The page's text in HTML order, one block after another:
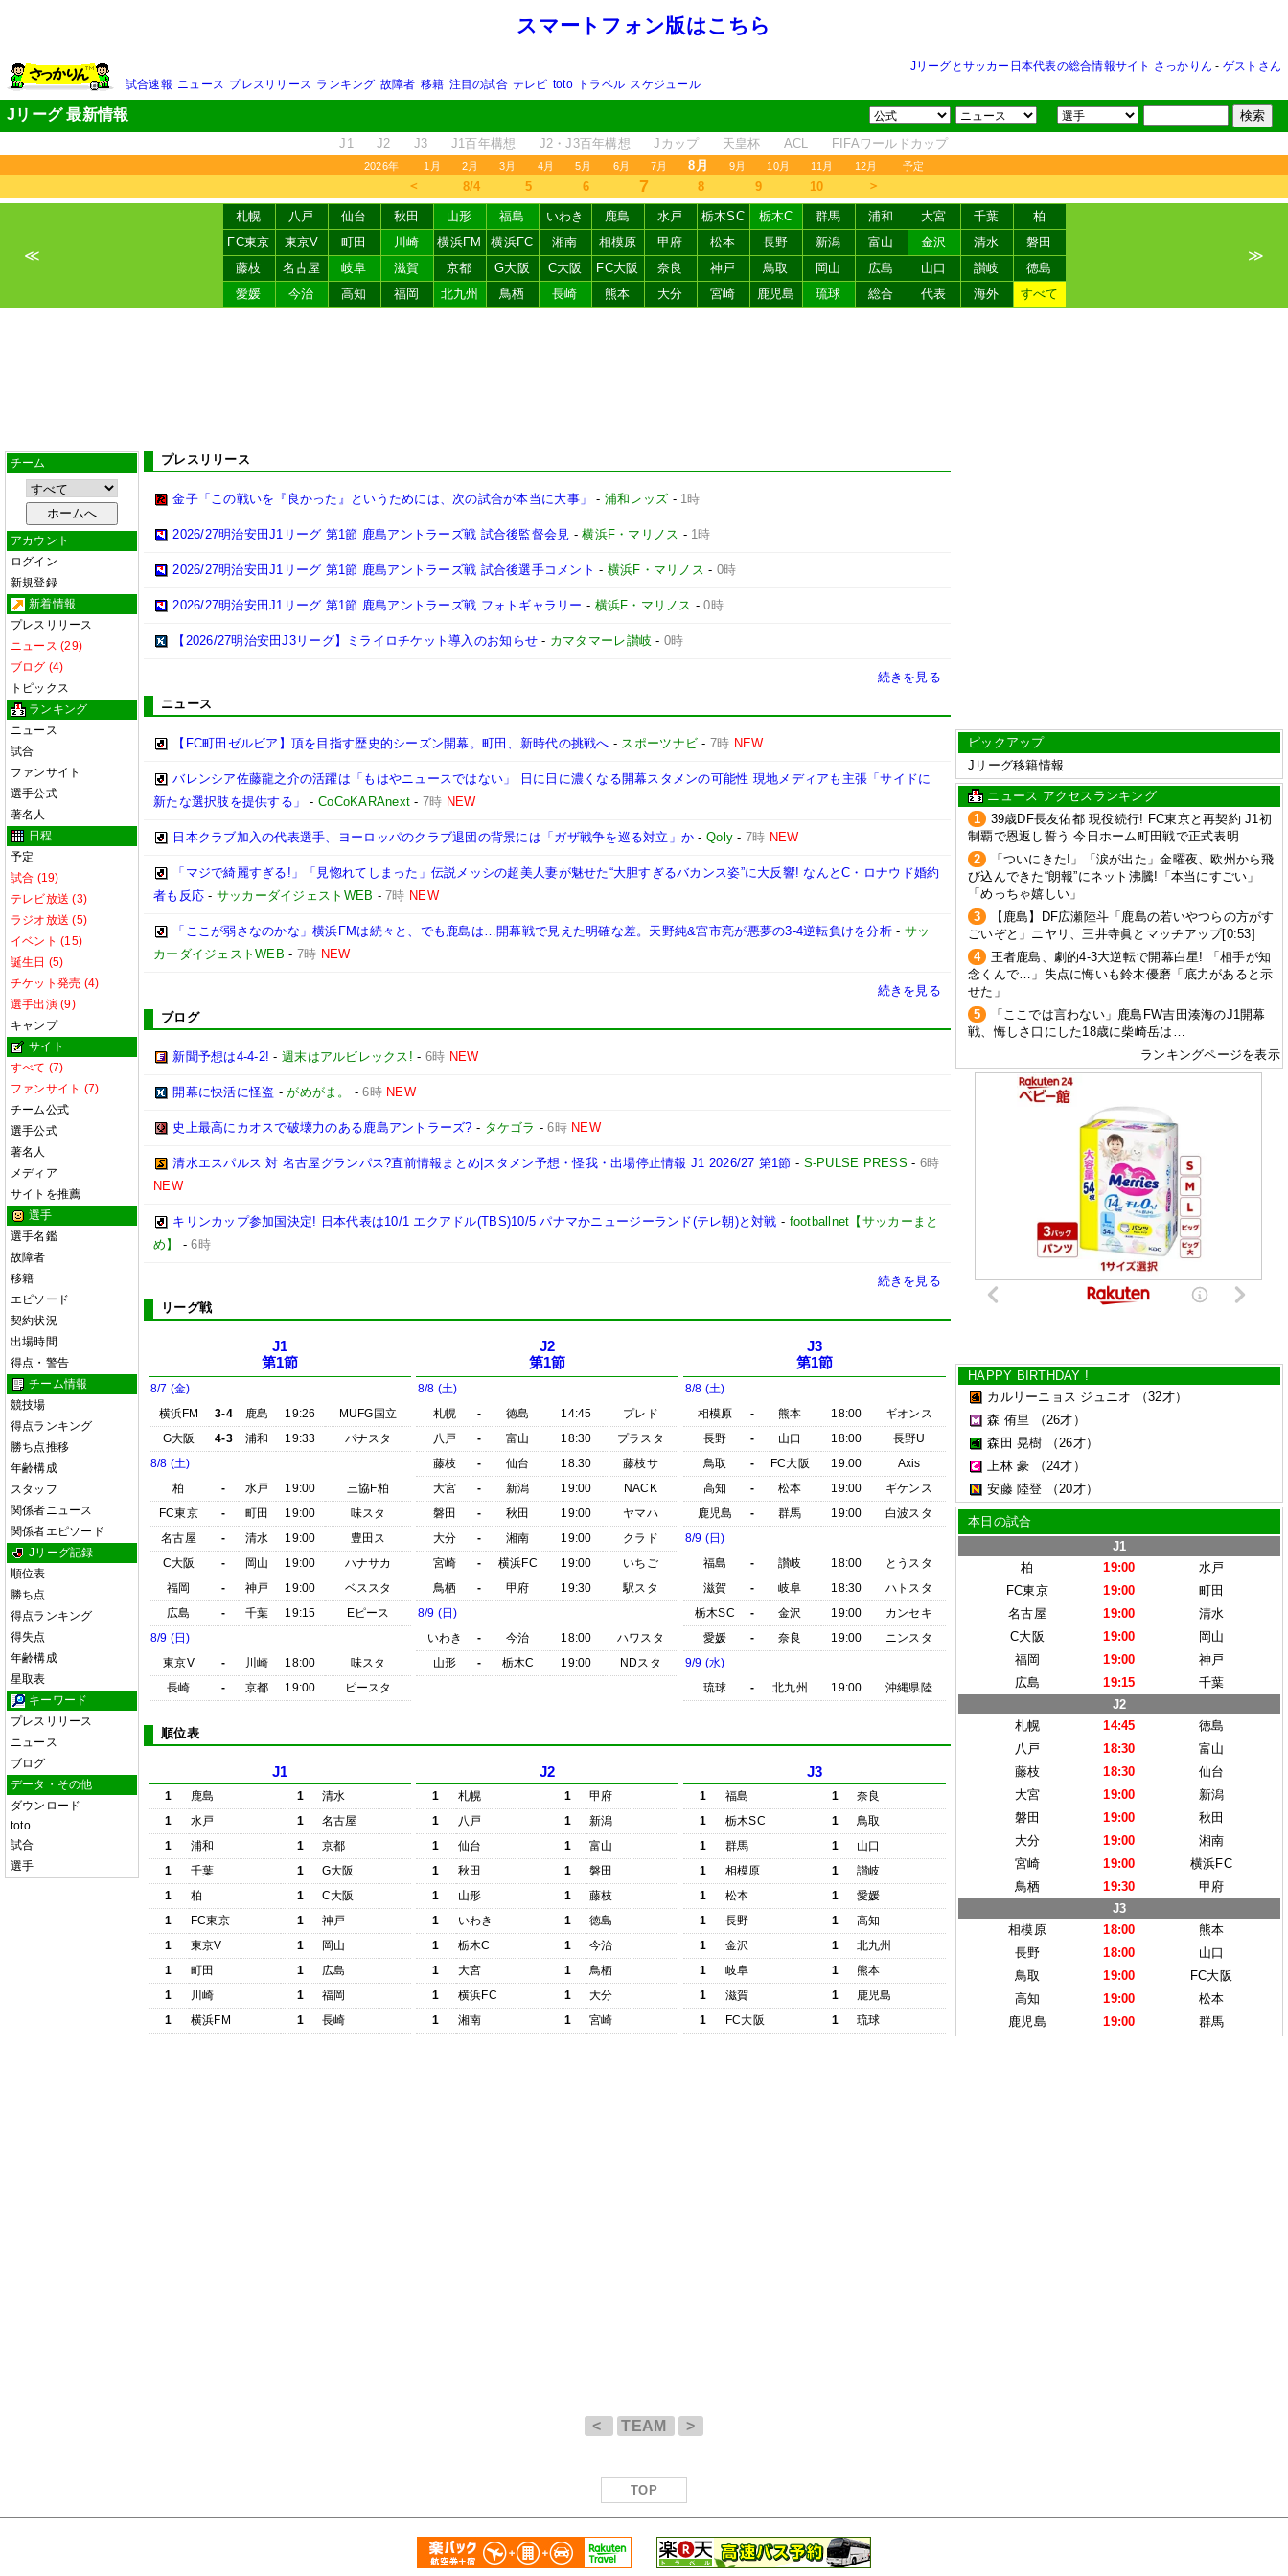
スマートフォン版はこちら
Jリーグとサッカー日本代表の総合情報サイト さっかりん - ゲストさん
試合速報 ニュース プレスリリース ランキング 故障者 移籍 注目の試合 テレビ toto トラベル スケジュール
Jリーグ 最新情報
J1 J2 J3 J1百年構想 J2・J3百年構想 Jカップ 天皇杯 ACL FIFAワールドカップ
2026年 1月 2月 3月 4月 5月 6月 7月 8月 9月 10月 11月 12月 予定
＜ 8/4 5 6 7 8 9 10 ＞
≪
札幌 八戸 仙台 秋田 山形 福島 いわき 鹿島 水戸 栃木SC 栃木C 群馬 浦和 大宮 千葉
柏
FC東京
東京V 町田 川崎 横浜FM 横浜FC 湘南 相模原 甲府 松本 長野 新潟 富山 金沢 清水
磐田
藤枝
名古屋 岐阜 滋賀 京都 G大阪 C大阪 FC大阪 奈良 神戸 鳥取 岡山 広島 山口 讃岐
徳島
愛媛
今治 高知 福岡 北九州 鳥栖 長崎 熊本 大分 宮崎 鹿児島 琉球 総合 代表 海外 すべて
≫
チーム
アカウント
ログイン
新規登録
新着情報
プレスリリース
ニュース (29)
ブログ (4)
トピックス
ランキング
ニュース
試合
ファンサイト
選手公式
著名人
日程
予定
試合 (19)
テレビ放送 (3)
ラジオ放送 (5)
イベント (15)
誕生日 (5)
チケット発売 (4)
選手出演 (9)
キャンプ
サイト
すべて (7)
ファンサイト (7)
チーム公式
選手公式
著名人
メディア
サイトを推薦
選手
選手名鑑
故障者
移籍
エピソード
契約状況
出場時間
得点・警告
チーム情報
競技場
得点ランキング
勝ち点推移
年齢構成
スタッフ
関係者ニュース
関係者エピソード
Jリーグ記録
順位表
勝ち点
得点ランキング
得失点
年齢構成
星取表
キーワード
プレスリリース
ニュース
ブログ
データ・その他
ダウンロード
toto
試合
選手
プレスリリース
金子「この戦いを『良かった』というためには、次の試合が本当に大事」 - 浦和レッズ - 1時
2026/27明治安田J1リーグ 第1節 鹿島アントラーズ戦 試合後監督会見 -横浜F・マリノス - 1時
2026/27明治安田J1リーグ 第1節 鹿島アントラーズ戦 試合後選手コメント - 横浜F・マリノス - 0時
2026/27明治安田J1リーグ 第1節 鹿島アントラーズ戦 フォトギャラリー - 横浜F・マリノス -0時
【2026/27明治安田J3リーグ】ミライロチケット導入のお知らせ - カマタマーレ讃岐 - 0時
続きを見る
ニュース
【FC町田ゼルビア】頂を目指す歴史的シーズン開幕。町田、新時代の挑戦へ - スポーツナビ - 7時 NEW
バレンシア佐藤龍之介の活躍は「もはやニュースではない」 日に日に濃くなる開幕スタメンの可能性 現地メディアも主張「サイドに
新たな選択肢を提供する」
-CoCoKARAnext -7時 NEW
日本クラブ加入の代表選手、ヨーロッパのクラブ退団の背景には「ガザ戦争を巡る対立」か -Qoly - 7時 NEW
「マジで綺麗すぎる!」「見惚れてしまった」伝説メッシの超美人妻が魅せた“大胆すぎるバカンス姿”に大反響! なんとC・ロナウド婚約
者も反応 - サッカーダイジェストWEB -7時 NEW
「ここが弱さなのかな」横浜FMは続々と、でも鹿島は…開幕戦で見えた明確な差。天野純&宮市亮が悪夢の3-4逆転負けを分析 - サッ
カーダイジェストWEB - 7時 NEW
続きを見る
ブログ
新聞予想は4-4-2! -週末はアルビレックス! - 6時 NEW
開幕に快活に怪盗 -がめがま。 -6時 NEW
史上最高にカオスで破壊力のある鹿島アントラーズ? - タケゴラ -6時 NEW
清水エスパルス 対 名古屋グランパス?直前情報まとめ|スタメン予想・怪我・出場停止情報 J1 2026/27 第1節 - S-PULSE PRESS - 6時
NEW
キリンカップ参加国決定! 日本代表は10/1 エクアドル(TBS)10/5 パナマかニュージーランド(テレ朝)と対戦 - footballnet【サッカーまと
め】
-6時
続きを見る
リーグ戦
J1
第1節
8/7 (金)
横浜FM
3-4 鹿島 19:26
MUFG国立
G大阪
4-3 浦和 19:33
パナスタ
8/8 (土)
柏
- 水戸 19:00
三協F柏
FC東京
- 町田 19:00
味スタ
名古屋
- 清水 19:00
豊田ス
C大阪
- 岡山 19:00
ハナサカ
福岡
- 神戸 19:00
ベススタ
広島
- 千葉 19:15
Eピース
8/9 (日)
東京V
- 川崎 18:00
味スタ
長崎
- 京都 19:00 ピースタ
J2
第1節
8/8 (土)
札幌
- 徳島 14:45
プレド
八戸
- 富山 18:30
プラスタ
藤枝
- 仙台 18:30
藤枝サ
大宮
- 新潟 19:00
NACK
磐田
- 秋田 19:00
ヤマハ
大分
- 湘南 19:00
クラド
宮崎
- 横浜FC 19:00
いちご
鳥栖
- 甲府 19:30
駅スタ
8/9 (日)
いわき
- 今治 18:00
ハワスタ
山形
- 栃木C 19:00 NDスタ
J3
第1節
8/8 (土)
相模原
- 熊本 18:00
ギオンス
長野
- 山口 18:00
長野U
鳥取
- FC大阪 19:00
Axis
高知
- 松本 19:00
ギケンス
鹿児島
- 群馬 19:00
白波スタ
8/9 (日)
福島
- 讃岐 18:00
とうスタ
滋賀
- 岐阜 18:30
ハトスタ
栃木SC
- 金沢 19:00
カンセキ
愛媛
- 奈良 19:00
ニンスタ
9/9 (水)
琉球
- 北九州 19:00 沖縄県陸
順位表
J1
1 鹿島 1
清水
1
水戸 1
名古屋
1
浦和 1
京都
1
千葉 1
G大阪
1
柏 1
C大阪
1
FC東京 1
神戸
1
東京V 1
岡山
1
町田 1
広島
1
川崎 1
福岡
1
横浜FM 1 長崎
J2
1 札幌 1
甲府
1
八戸 1
新潟
1
仙台 1
富山
1
秋田 1
磐田
1
山形 1
藤枝
1
いわき 1
徳島
1
栃木C 1
今治
1
大宮 1
鳥栖
1
横浜FC 1
大分
1
湘南 1 宮崎
J3
1 福島 1
奈良
1
栃木SC 1
鳥取
1
群馬 1
山口
1
相模原 1
讃岐
1
松本 1
愛媛
1
長野 1
高知
1
金沢 1
北九州
1
岐阜 1
熊本
1
滋賀 1
鹿児島
1
FC大阪 1 琉球
ピックアップ
Jリーグ移籍情報
ニュース アクセスランキング
1
39歳DF長友佑都 現役続行! FC東京と再契約 J1初
制覇で恩返し誓う 今日ホーム町田戦で正式表明
2
「ついにきた!」「涙が出た」金曜夜、欧州から飛
び込んできた“朗報”にネット沸騰!「本当にすごい」
「めっちゃ嬉しい」
3
【鹿島】DF広瀬陸斗「鹿島の若いやつらの方がす
ごいぞと」ニヤリ、三井寺眞とマッチアップ[0:53]
4
王者鹿島、劇的4-3大逆転で開幕白星! 「相手が知
念くんで…」失点に悔いも鈴木優磨「底力があると示
せた」
5
「ここでは言わない」鹿島FW吉田湊海のJ1開幕
戦、悔しさ口にした18歳に柴崎岳は…
ランキングページを表示
HAPPY BIRTHDAY !
カルリーニョス ジュニオ
（32才）
森 侑里
（26才）
森田 晃樹
（26才）
上林 豪
（24才）
安藤 陸登
（20才）
本日の試合
J1
柏
19:00
水戸
FC東京
19:00
町田
名古屋
19:00
清水
C大阪
19:00
岡山
福岡
19:00
神戸
広島
19:15
千葉
J2
札幌
14:45
徳島
八戸
18:30
富山
藤枝
18:30
仙台
大宮
19:00
新潟
磐田
19:00
秋田
大分
19:00
湘南
宮崎
19:00
横浜FC
鳥栖
19:30
甲府
J3
相模原
18:00
熊本
長野
18:00
山口
鳥取
19:00
FC大阪
高知
19:00
松本
鹿児島
19:00 群馬
< TEAM >
TOP